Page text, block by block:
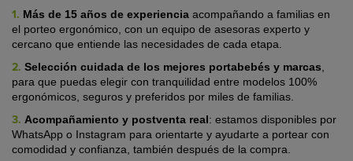
1. Más de 15 años de experiencia acompañando a familias en
el porteo ergonómico, con un equipo de asesoras experto y
cercano que entiende las necesidades de cada etapa.
2. Selección cuidada de los mejores portabebés y marcas
para que puedas elegir con tranquilidad entre modelos 100%
ergonómicos, seguros y preferidos por miles de familias.
3. Acompañamiento y postventa real: estamos disponibles por
WhatsApp o Instagram para orientarte y ayudarte a portear con
comodidad y confianza, también después de la compra.